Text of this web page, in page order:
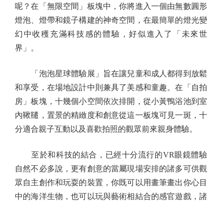
呢？在「無限空間」板塊中，你將進入一個由無數圓形
燈泡、燈帶和鏡子構建的神奇空間，在最簡單的燈光變
幻中收穫充滿科技感的體驗，好似進入了「未來世
界」。
「泡泡星球體驗展」旨在讓兒童和成人都得到放鬆
和享受，在場地設計中則兼具了美感和童趣。在「自拍
房」板塊，十幾個小空間依次排開，從小黃鴨浴池到室
內鞦韆，置景的精緻度和創意從這一板塊可見一斑，十
分適合親子互動以及喜歡拍照的觀眾前來親身體驗。
至於和科技的結合，已經十分流行的VR眼鏡體驗
自然不必多說，更有創意的當屬現場安排的諸多可供觀
眾自主創作和玩耍的裝置，你既可以用畫筆畫出你心目
中的海洋生物，也可以玩與藝術相結合的感官遊戲，諸